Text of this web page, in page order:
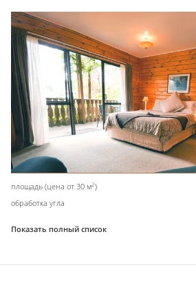
площадь (цена от 30 м2)
обработка угла
Показать полный список